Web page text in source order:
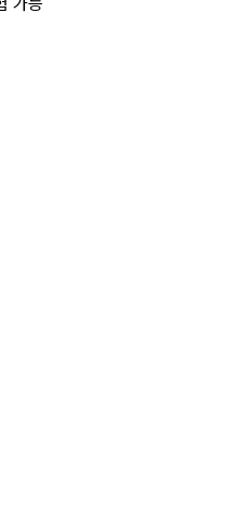
,
힐게~
게~
응 굳을게~
분리될게~